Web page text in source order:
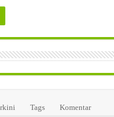
Tags Komentar